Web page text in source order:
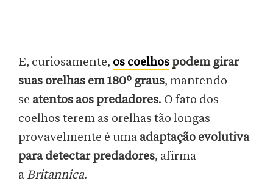
E, curiosamente, os coelhos podem girar
suas orelhas em 180º graus, mantendo-
se atentos aos predadores. O fato dos
coelhos terem as orelhas tão longas
provavelmente é uma adaptação evolutiva
para detectar predadores, afirma
aBritannica.